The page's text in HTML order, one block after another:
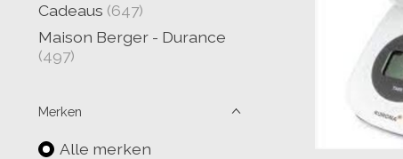
Cadeaus (647)
Maison Berger - Durance
(497)
Merken
Alle merken